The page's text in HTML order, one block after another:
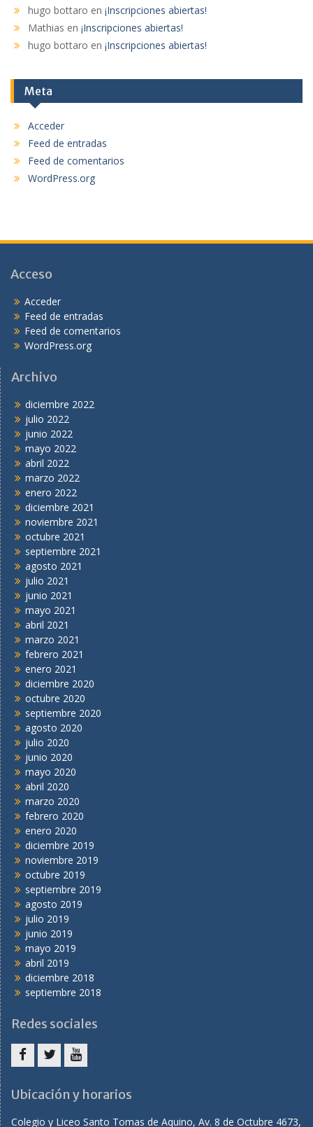
hugo bottaro en ¡Inscripciones abiertas!
Mathias en ¡Inscripciones abiertas!
hugo bottaro en ¡Inscripciones abiertas!
Meta
Acceder
Feed de entradas
Feed de comentarios
WordPress.org
Acceso
Acceder
Feed de entradas
Feed de comentarios
WordPress.org
Archivo
diciembre 2022
julio 2022
junio 2022
mayo 2022
abril 2022
marzo 2022
enero 2022
diciembre 2021
noviembre 2021
octubre 2021
septiembre 2021
agosto 2021
julio 2021
junio 2021
mayo 2021
abril 2021
marzo 2021
febrero 2021
enero 2021
diciembre 2020
octubre 2020
septiembre 2020
agosto 2020
julio 2020
junio 2020
mayo 2020
abril 2020
marzo 2020
febrero 2020
enero 2020
diciembre 2019
noviembre 2019
octubre 2019
septiembre 2019
agosto 2019
julio 2019
junio 2019
mayo 2019
abril 2019
diciembre 2018
septiembre 2018
Redes sociales
Ubicación y horarios
Colegio y Liceo Santo Tomas de Aquino, Av. 8 de Octubre 4673,